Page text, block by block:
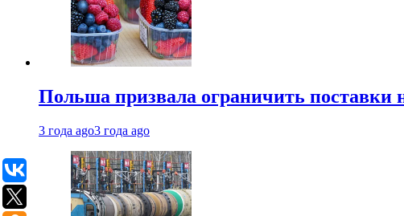
Польша призвала ограничить поставки
3 года ago3 года ago